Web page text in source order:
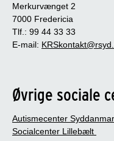
Merkurvænget 2
7000 Fredericia
Tlf.: 99 44 33 33
E-mail:
Øvrige sociale
Autismecenter
Socialcenter Lillebælt